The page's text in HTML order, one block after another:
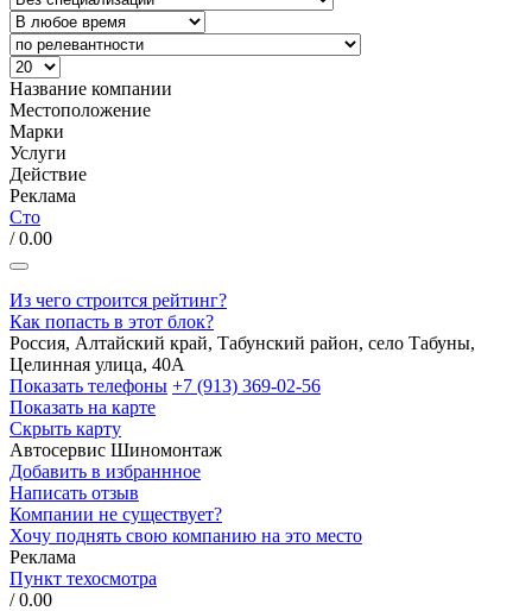
Название компании
Местоположение
Марки
Услуги
Действие
Реклама
Сто
/ 0.00
Из чего строится рейтинг?
Как попасть в этот блок?
Россия, Алтайский край, Табунский район, село Табуны,
Целинная улица, 40А
Показать телефоны +7 (913) 369-02-56
Показать на карте
Скрыть карту
Автосервис Шиномонтаж
Добавить в избраннное
Написать отзыв
Компании не существует?
Хочу поднять свою компанию на это место
Реклама
Пункт техосмотра
/ 0.00